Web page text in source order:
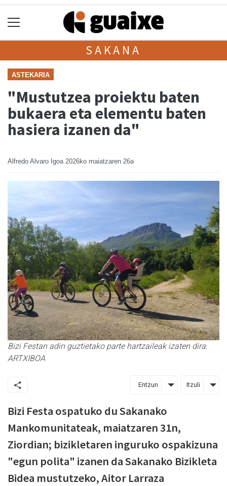
SAKANA
ASTEKARIA
"Mustutzea proiektu baten
bukaera eta elementu baten
hasiera izanen da"
Alfredo Alvaro Igoa 2026ko maiatzaren 26a
Bizi Festan adin guztietako parte hartzaileak izaten dira.
ARTXIBOA
Entzun Itzuli
Bizi Festa ospatuko du Sakanako
Mankomunitateak, maiatzaren 31n,
Ziordian; bizikletaren inguruko ospakizuna
"egun polita" izanen da Sakanako Bizikleta
Bidea mustutzeko, Aitor Larraza